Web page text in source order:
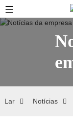
Lar Notícias